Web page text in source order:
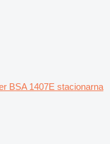
BSA 1407E stacionarna